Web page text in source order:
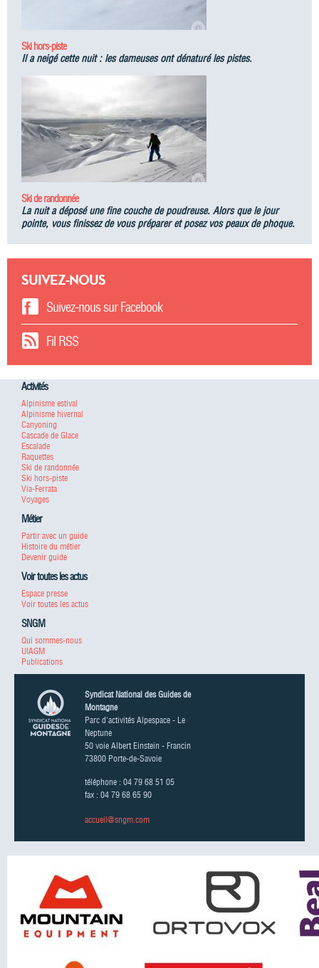
Ski hors-piste
Il a neigé cette nuit : les dameuses ont dénaturé les pistes.
Ski de randonnée
La nuit a déposé une fine couche de poudreuse. Alors que le jour
pointe, vous finissez de vous préparer et posez vos peaux de phoque.
SUIVEZ-NOUS
Suivez-nous sur Facebook
Fil RSS
Activités
Alpinisme estival
Alpinisme hivernal
Canyoning
Cascade de Glace
Escalade
Raquettes
Ski de randonnée
Ski hors-piste
Via-Ferrata
Voyages
Métier
Partir avec un guide
Histoire du métier
Devenir guide
Voir toutes les actus
Espace presse
Voir toutes les actus
SNGM
Qui sommes-nous
UIAGM
Publications
Syndicat National des Guides de
Montagne
Parc d'activités Alpespace - Le
Neptune
50 voie Albert Einstein - Francin
73800 Porte-de-Savoie
téléphone : 04 79 68 51 05
fax : 04 79 68 65 90
accueil@sngm.com